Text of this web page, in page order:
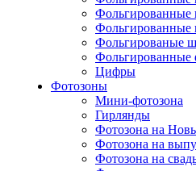
Фольгированные
Фольгированные
Фольгированые
Цифры
Фотозоны
Мини-фотозона
Гирлянды
Фотозона на
Фотозона на
Фотозона на